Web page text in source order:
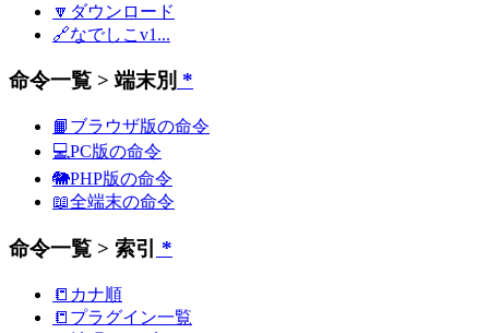
🔽ダウンロード
🔗なでしこv1...
命令一覧 > 端末別 *
📙ブラウザ版の命令
💻PC版の命令
🐘PHP版の命令
📖全端末の命令
命令一覧 > 索引 *
📒カナ順
📒プラグイン一覧